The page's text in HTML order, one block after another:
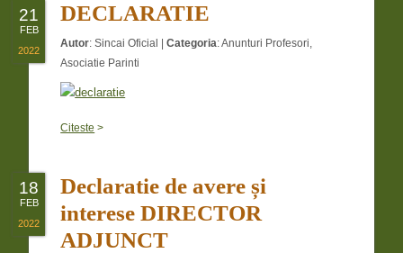
DECLARATIE
Autor:Sincai Oficial |Categoria:Anunturi Profesori,
Asociatie Parinti
Citeste >
21
FEB
2022
Declaratie de avere și
interese DIRECTOR
ADJUNCT
18
FEB
2022